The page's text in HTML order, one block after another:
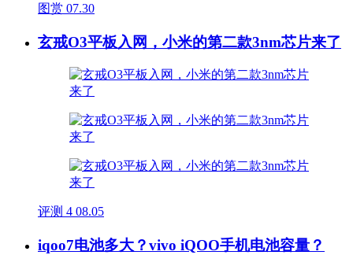
图赏 07.30
玄戒O3平板入网，小米的第二款3nm芯片来了
评测 4 08.05
iqoo7电池多大？vivo iQOO手机电池容量？